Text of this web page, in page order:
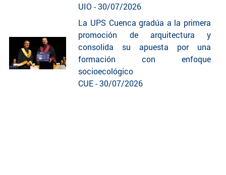
UIO - 30/07/2026
La UPS Cuenca gradúa a la primera
promoción de arquitectura y
consolida su apuesta por una
formación con enfoque
socioecológico
CUE - 30/07/2026